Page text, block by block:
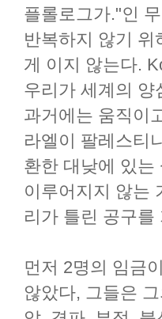
플롤로그가."인
반복하지 않기
게 이지 않는다.
우리가 세계의 양
과거에는 움직이
라엘이 팔레스티
환한 대낮에 있는
이루어지지 않는
리가 틀린 공구
먼저 2명의 임금
않았다, 그들은